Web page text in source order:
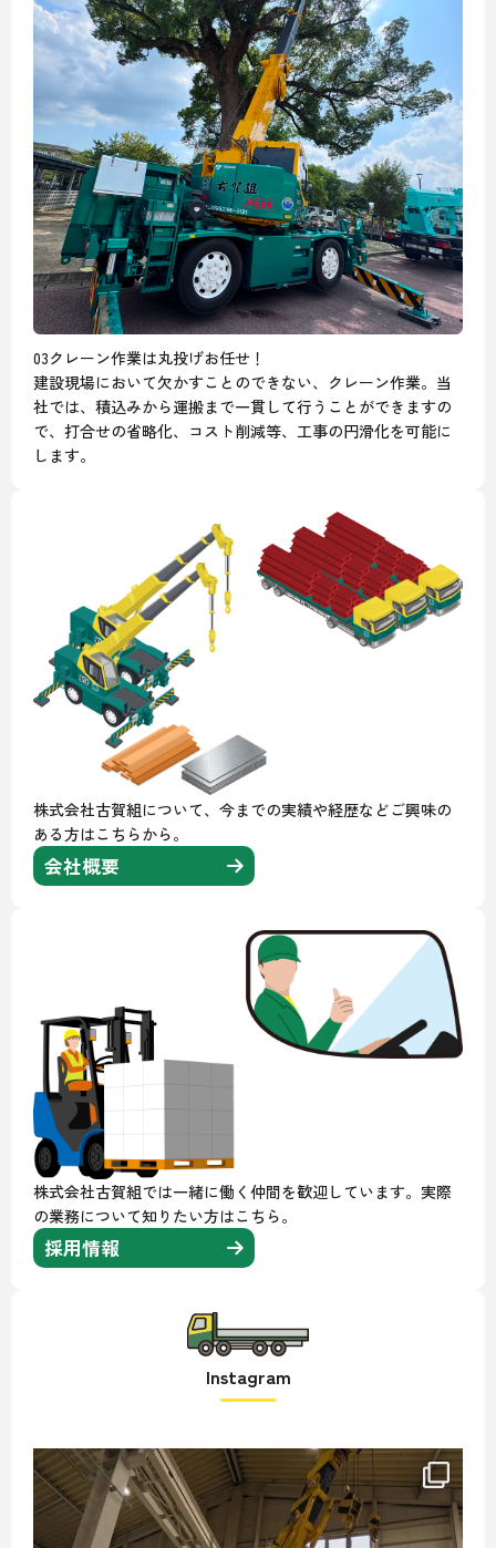
03クレーン作業は丸投げお任せ！
建設現場において欠かすことのできない、クレーン作業。当
社では、積込みから運搬まで一貫して行うことができますの
で、打合せの省略化、コスト削減等、工事の円滑化を可能に
します。
株式会社古賀組について、今までの実績や経歴などご興味の
ある方はこちらから。
会社概要
株式会社古賀組では一緒に働く仲間を歓迎しています。実際
の業務について知りたい方はこちら。
採用情報
Instagram